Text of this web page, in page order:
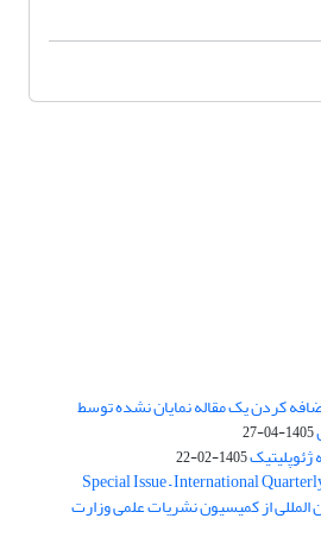
کردن یک مقاله نمایان نشده توسط
1405-04-27
1405-02-22
Special Issue – International
از کمیسیون نشریات علمی وزارت